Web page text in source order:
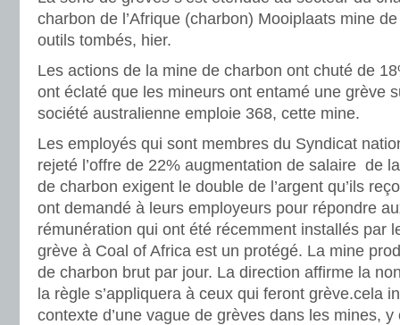
charbon de l’Afrique (charbon) Mooiplaats mine
outils tombés, hier.
Les actions de la mine de charbon ont chuté de
ont éclaté que les mineurs ont entamé une grève
société australienne emploie 368, cette mine.
Les employés qui sont membres du Syndicat
rejeté l’offre de 22% augmentation de salaire de
de charbon exigent le double de l’argent qu’ils
ont demandé à leurs employeurs pour répondre
rémunération qui ont été récemment installés par
grève à Coal of Africa est un protégé. La mine
de charbon brut par jour. La direction affirme la
la règle s’appliquera à ceux qui feront grève.cela
contexte d’une vague de grèves dans les mines,